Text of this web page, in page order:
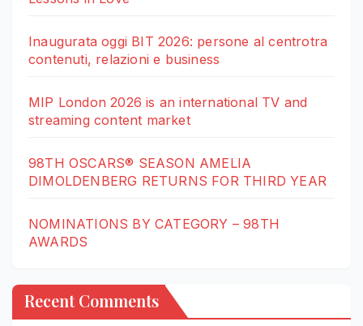
Inaugurata oggi BIT 2026: persone al centrotra
contenuti, relazioni e business
MIP London 2026 is an international TV and
streaming content market
98TH OSCARS® SEASON AMELIA
DIMOLDENBERG RETURNS FOR THIRD YEAR
NOMINATIONS BY CATEGORY – 98TH
AWARDS
Recent Comments